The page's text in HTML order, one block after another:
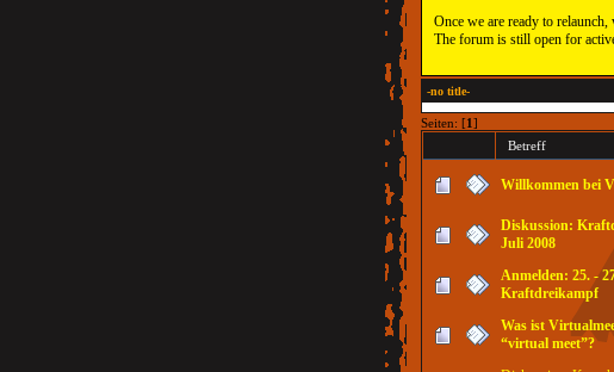
Once we are ready to
The forum is still open for
-no title-
Seiten: [1]
Betreff
Willkommen bei
Diskussion:
Juli 2008
Anmelden: 25. -
Kraftdreikampf
Was ist
“virtual meet”?